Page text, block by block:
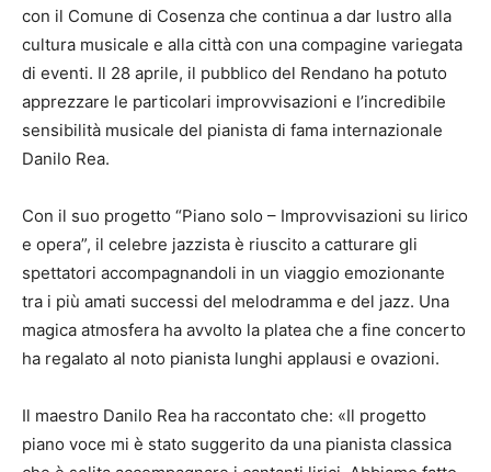
con il Comune di Cosenza che continua a dar lustro alla
cultura musicale e alla città con una compagine variegata
di eventi. Il 28 aprile, il pubblico del Rendano ha potuto
apprezzare le particolari improvvisazioni e l’incredibile
sensibilità musicale del pianista di fama internazionale
Danilo Rea.
Con il suo progetto “Piano solo – Improvvisazioni su lirico
e opera”, il celebre jazzista è riuscito a catturare gli
spettatori accompagnandoli in un viaggio emozionante
tra i più amati successi del melodramma e del jazz. Una
magica atmosfera ha avvolto la platea che a fine concerto
ha regalato al noto pianista lunghi applausi e ovazioni.
Il maestro Danilo Rea ha raccontato che: «Il progetto
piano voce mi è stato suggerito da una pianista classica